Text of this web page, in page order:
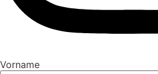
Vorname